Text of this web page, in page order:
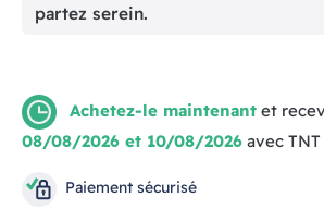
partez serein.
Achetez-le maintenant et
08/08/2026 et 10/08/2026 avec TNT
Paiement sécurisé